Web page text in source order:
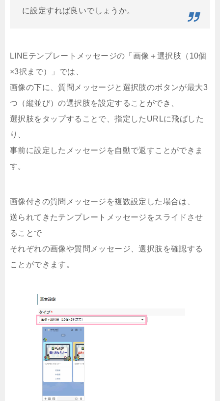
に設定すれば良いでしょうか。
LINEテンプレートメッセージの「画像＋選択肢（10個
×3択まで）」では、
画像の下に、質問メッセージと選択肢のボタンが最大3
つ（縦並び）の選択肢を設定することができ、
選択肢をタップすることで、指定したURLに飛ばした
り、
事前に設定したメッセージを自動で返すことができま
す。
画像付きの質問メッセージを複数設定した場合は、
送られてきたテンプレートメッセージをスライドさせ
ることで
それぞれの画像や質問メッセージ、選択肢を確認する
ことができます。